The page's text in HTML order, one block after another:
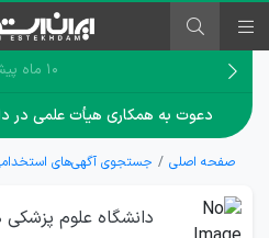
۱۰ ماه پیش
دعوت به همکاری هیأت علمی در
صفحه اصلی جستجوی آگهی‌های
دانشگاه علوم